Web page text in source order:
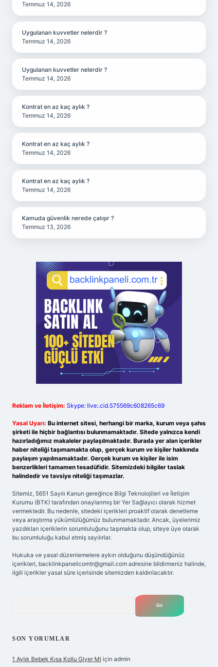
Temmuz 14, 2026
Uygulanan kuvvetler nelerdir ?
Temmuz 14, 2026
Uygulanan kuvvetler nelerdir ?
Temmuz 14, 2026
Kontrat en az kaç aylık ?
Temmuz 14, 2026
Kontrat en az kaç aylık ?
Temmuz 14, 2026
Kontrat en az kaç aylık ?
Temmuz 14, 2026
Kamuda güvenlik nerede çalışır ?
Temmuz 13, 2026
Reklam ve İletişim: Skype: live:.cid.575569c608265c69
Yasal Uyarı: Bu internet sitesi, herhangi bir marka, kurum veya şahıs
şirketi ile hiçbir bağlantısı bulunmamaktadır. Sitede yalnızca kendi
hazırladığımız makaleler paylaşılmaktadır. Burada yer alan içerikler
haber niteliği taşımamakta olup, gerçek kurum ve kişiler hakkında
paylaşım yapılmamaktadır. Gerçek kurum ve kişiler ile isim
benzerlikleri tamamen tesadüfidir. Sitemizdeki bilgiler taslak
halindedir ve tavsiye niteliği taşımazlar.
Sitemiz, 5651 Sayılı Kanun gereğince Bilgi Teknolojileri ve İletişim
Kurumu (BTK) tarafından onaylanmış bir Yer Sağlayıcı olarak hizmet
vermektedir. Bu nedenle, sitedeki içerikleri proaktif olarak denetleme
veya araştırma yükümlülüğümüz bulunmamaktadır. Ancak, üyelerimiz
yazdıkları içeriklerin sorumluluğunu taşımakta olup, siteye üye olarak
bu sorumluluğu kabul etmiş sayılırlar.
Hukuka ve yasal düzenlemelere aykırı olduğunu düşündüğünüz
içerikleri, backlinkpanelicomtr@gmail.com adresine bildirmeniz halinde,
ilgili içerikler yasal süre içerisinde sitemizden kaldırılacaktır.
SON YORUMLAR
1 Aylık Bebek Kısa Kollu Giyer Mi için admin